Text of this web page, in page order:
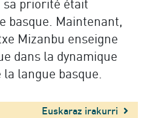
sa priorité était
basque. Maintenant,
Mizanbu enseigne
dans la dynamique
langue basque.
Euskaraz irakurri